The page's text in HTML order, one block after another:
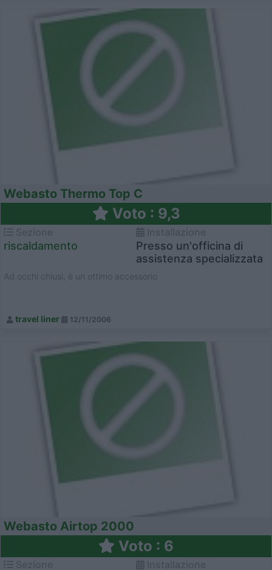
Webasto Thermo Top C
Voto : 9,3
riscaldamento
Presso un'officina di
assistenza specializzata
Ad occhi chiusi, è un ottimo accessorio
travel liner 12/11/2006
Webasto Airtop 2000
Voto : 6